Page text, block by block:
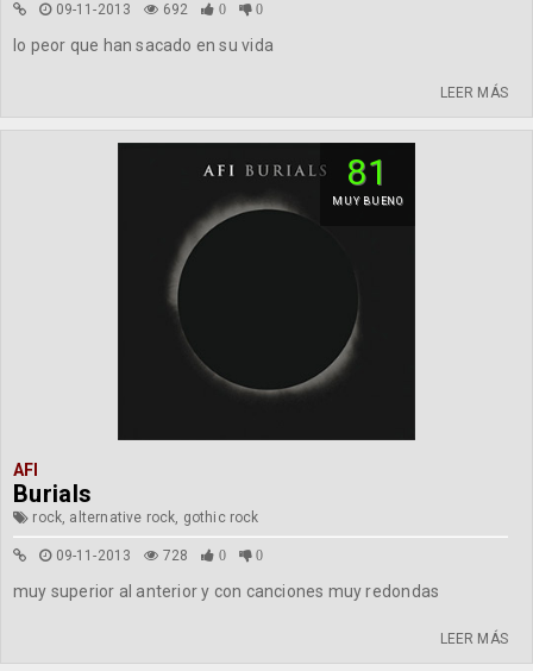
09-11-2013 692 0 0
lo peor que han sacado en su vida
LEER MÁS
81
MUY BUENO
AFI
Burials
rock, alternative rock, gothic rock
09-11-2013 728 0 0
muy superior al anterior y con canciones muy redondas
LEER MÁS